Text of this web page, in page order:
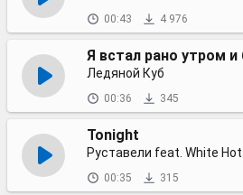
00:43 4 976
Ледяной Куб
00:36 345
Tonight
Руставели feat. White Hot
00:35 315